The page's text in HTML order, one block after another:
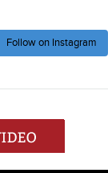
Follow on Instagram